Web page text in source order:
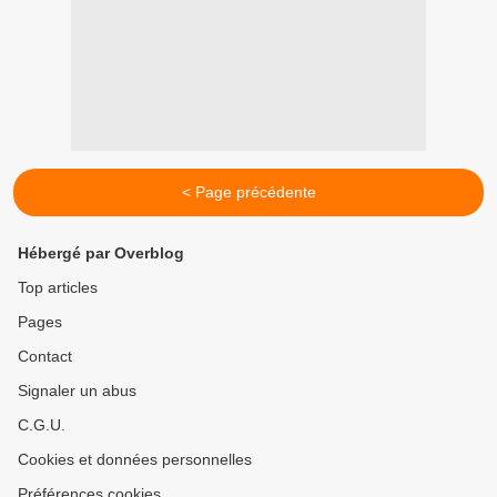
< Page précédente
Hébergé par Overblog
Top articles
Pages
Contact
Signaler un abus
C.G.U.
Cookies et données personnelles